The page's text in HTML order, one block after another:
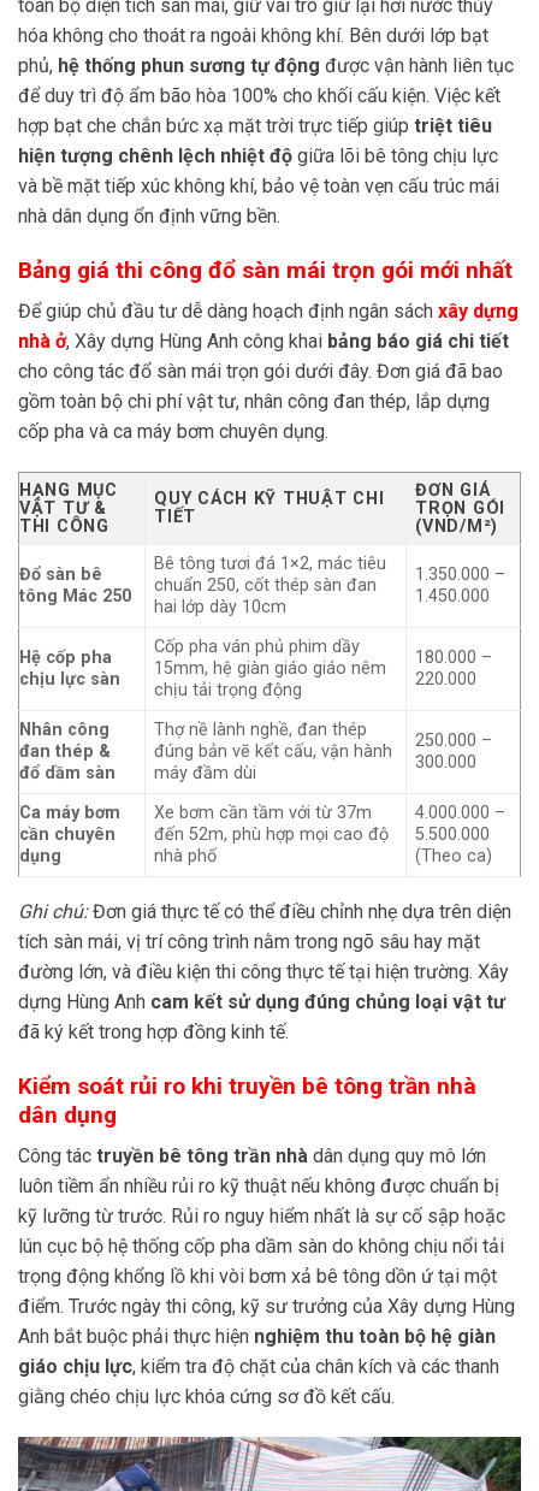
toàn bộ diện tích sàn mái, giữ vai trò giữ lại hơi nước thủy
hóa không cho thoát ra ngoài không khí. Bên dưới lớp bạt
phủ, hệ thống phun sương tự động được vận hành liên tục
để duy trì độ ẩm bão hòa 100% cho khối cấu kiện. Việc kết
hợp bạt che chắn bức xạ mặt trời trực tiếp giúp triệt tiêu
hiện tượng chênh lệch nhiệt độ giữa lõi bê tông chịu lực
và bề mặt tiếp xúc không khí, bảo vệ toàn vẹn cấu trúc mái
nhà dân dụng ổn định vững bền.
Bảng giá thi công đổ sàn mái trọn gói mới nhất
Để giúp chủ đầu tư dễ dàng hoạch định ngân sách xây dựng
nhà ở, Xây dựng Hùng Anh công khai bảng báo giá chi tiết
cho công tác đổ sàn mái trọn gói dưới đây. Đơn giá đã bao
gồm toàn bộ chi phí vật tư, nhân công đan thép, lắp dựng
cốp pha và ca máy bơm chuyên dụng.
HẠNG MỤC
VẬT TƯ &
THI CÔNG
QUY CÁCH KỸ THUẬT CHI
TIẾT
ĐƠN GIÁ
TRỌN GÓI
(VND/M²)
Đổ sàn bê
tông Mác 250
Bê tông tươi đá 1×2, mác tiêu
chuẩn 250, cốt thép sàn đan
hai lớp dày 10cm
1.350.000 –
1.450.000
Hệ cốp pha
chịu lực sàn
Cốp pha ván phủ phim dầy
15mm, hệ giàn giáo giáo nêm
chịu tải trọng động
180.000 –
220.000
Nhân công
đan thép &
đổ dầm sàn
Thợ nề lành nghề, đan thép
đúng bản vẽ kết cấu, vận hành
máy đầm dùi
250.000 –
300.000
Ca máy bơm
cần chuyên
dụng
Xe bơm cần tầm với từ 37m
đến 52m, phù hợp mọi cao độ
nhà phố
4.000.000 –
5.500.000
(Theo ca)
Ghi chú:Đơn giá thực tế có thể điều chỉnh nhẹ dựa trên diện
tích sàn mái, vị trí công trình nằm trong ngõ sâu hay mặt
đường lớn, và điều kiện thi công thực tế tại hiện trường. Xây
dựng Hùng Anh cam kết sử dụng đúng chủng loại vật tư
đã ký kết trong hợp đồng kinh tế.
Kiểm soát rủi ro khi truyền bê tông trần nhà
dân dụng
Công tác truyền bê tông trần nhà dân dụng quy mô lớn
luôn tiềm ẩn nhiều rủi ro kỹ thuật nếu không được chuẩn bị
kỹ lưỡng từ trước. Rủi ro nguy hiểm nhất là sự cố sập hoặc
lún cục bộ hệ thống cốp pha dầm sàn do không chịu nổi tải
trọng động khổng lồ khi vòi bơm xả bê tông dồn ứ tại một
điểm. Trước ngày thi công, kỹ sư trưởng của Xây dựng Hùng
Anh bắt buộc phải thực hiện nghiệm thu toàn bộ hệ giàn
giáo chịu lực, kiểm tra độ chặt của chân kích và các thanh
giằng chéo chịu lực khóa cứng sơ đồ kết cấu.